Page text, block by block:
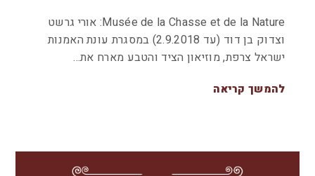
Musée de la Chasse et de la Nature: אורי גרשט
וצדוק בן דוד (עד 2.9.2018) במסגרת עונת האמנות
ישראל צרפת, מוזיאון הציד והטבע מארח את…
להמשך קריאה